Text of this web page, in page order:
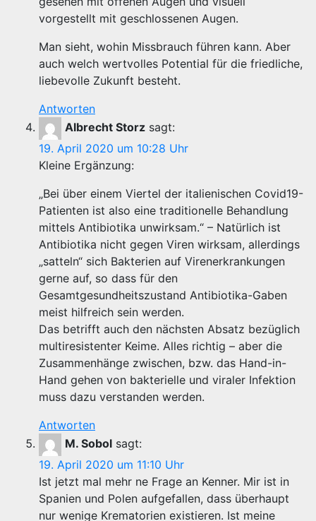
vorgestellt mit geschlossenen Augen.
Man sieht, wohin Missbrauch führen kann. Aber
auch welch wertvolles Potential für die friedliche,
liebevolle Zukunft besteht.
Antworten
Albrecht Storz sagt:
19. April 2020 um 10:28 Uhr
Kleine Ergänzung:
„Bei über einem Viertel der italienischen Covid19-
Patienten ist also eine traditionelle Behandlung
mittels Antibiotika unwirksam.“ – Natürlich ist
Antibiotika nicht gegen Viren wirksam, allerdings
„satteln“ sich Bakterien auf Virenerkrankungen
gerne auf, so dass für den
Gesamtgesundheitszustand Antibiotika-Gaben
meist hilfreich sein werden.
Das betrifft auch den nächsten Absatz bezüglich
multiresistenter Keime. Alles richtig – aber die
Zusammenhänge zwischen, bzw. das Hand-in-
Hand gehen von bakterielle und viraler Infektion
muss dazu verstanden werden.
Antworten
M. Sobol sagt:
19. April 2020 um 11:10 Uhr
Ist jetzt mal mehr ne Frage an Kenner. Mir ist in
Spanien und Polen aufgefallen, dass überhaupt
nur wenige Krematorien existieren. Ist meine